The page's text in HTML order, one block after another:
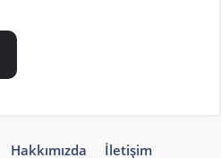
Hakkımızda İletişim